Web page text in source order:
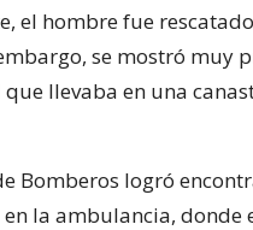
el hombre fue
se mostró muy
que llevaba en una
Bomberos logró
la ambulancia, donde